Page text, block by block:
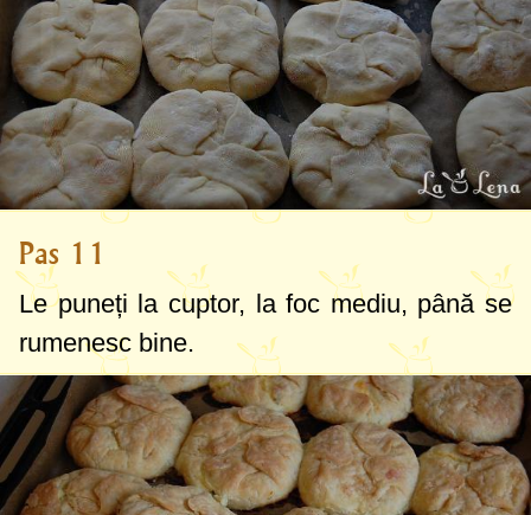
Pas 11
Le puneți la cuptor, la foc mediu, până se
rumenesc bine.